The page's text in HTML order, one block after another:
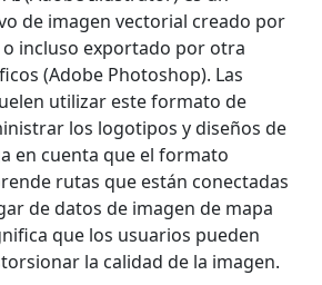
de imagen vectorial creado por
incluso exportado por otra
(Adobe Photoshop). Las
utilizar este formato de
los logotipos y diseños de
en cuenta que el formato
rutas que están conectadas
de datos de imagen de mapa
que los usuarios pueden
la calidad de la imagen.